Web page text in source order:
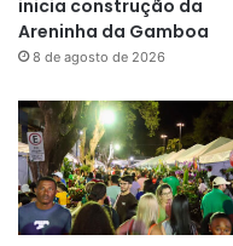
inicia construção da
Areninha da Gamboa
8 de agosto de 2026